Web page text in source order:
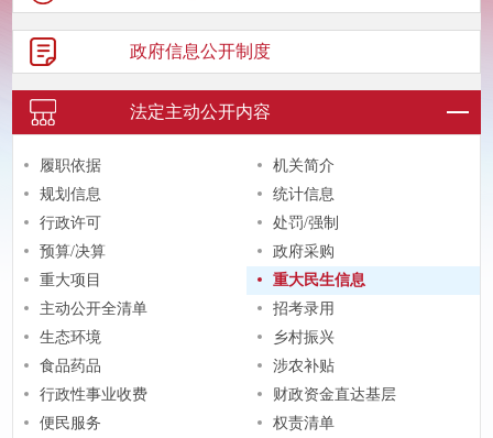
政府信息公开制度
法定主动公开内容
履职依据
机关简介
规划信息
统计信息
行政许可
处罚/强制
预算/决算
政府采购
重大项目
重大民生信息
主动公开全清单
招考录用
生态环境
乡村振兴
食品药品
涉农补贴
行政性事业收费
财政资金直达基层
便民服务
权责清单